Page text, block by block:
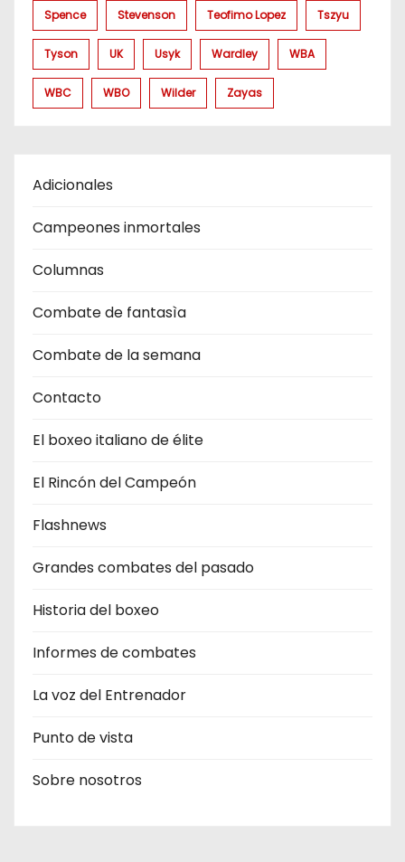
Spence Stevenson Teofimo Lopez Tszyu
Tyson UK Usyk Wardley WBA
WBC WBO Wilder Zayas
Adicionales
Campeones inmortales
Columnas
Combate de fantasìa
Combate de la semana
Contacto
El boxeo italiano de élite
El Rincón del Campeón
Flashnews
Grandes combates del pasado
Historia del boxeo
Informes de combates
La voz del Entrenador
Punto de vista
Sobre nosotros